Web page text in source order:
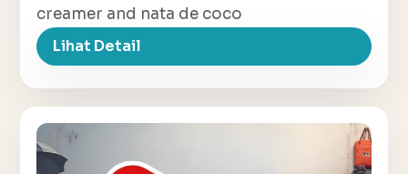
creamer and nata de coco
Lihat Detail